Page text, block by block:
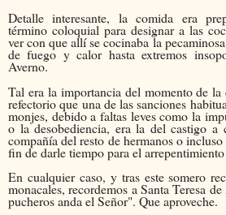
Detalle interesante, la comida era
término coloquial para designar a las
ver con que allí se cocinaba la
de fuego y calor hasta extremos
Averno.
Tal era la importancia del momento de
refectorio que una de las sanciones
monjes, debido a faltas leves como la
o la desobediencia, era la del castigo a
compañía del resto de hermanos o
fin de darle tiempo para el
En cualquier caso, y tras este somero
monacales, recordemos a Santa Teresa
pucheros anda el Señor". Que aproveche.